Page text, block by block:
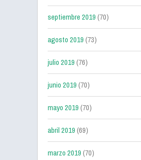
septiembre 2019(70)
agosto 2019(73)
julio 2019(76)
junio 2019(70)
mayo 2019(70)
abril 2019(69)
marzo 2019(70)